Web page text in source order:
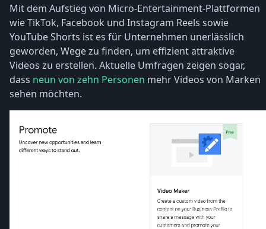
Mit dem Aufstieg von Micro-Entertainment-Plattformen
wie TikTok, Facebook und Instagram Reels sowie
YouTube Shorts ist es für Unternehmen unerlässlich
geworden, Wege zu finden, um effizient attraktive
Videos zu erstellen. Aktuelle Umfragen zeigen sogar,
dass neun von zehn Personen mehr Videos von Marken
sehen möchten.